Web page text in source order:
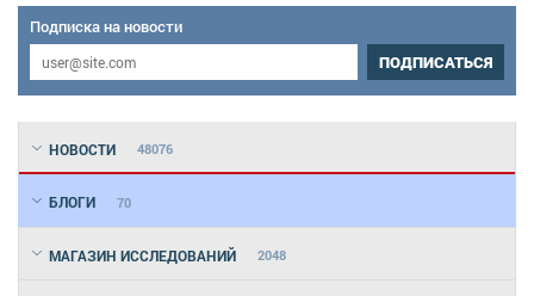
Подписка на новости
ПОДПИСАТЬСЯ
НОВОСТИ 48076
БЛОГИ 70
МАГАЗИН ИССЛЕДОВАНИЙ 2048